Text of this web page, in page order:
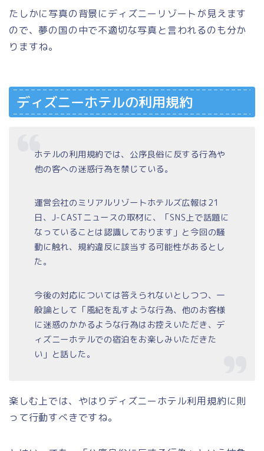
たしかに写真の背景にディズニーリゾートが見えます
ので、夢の国の中で不適切な写真と言われるのも分か
りますね。
ディズニーホテルの利用規約
ホテルの利用規約では、公序良俗に反する行為や
他の客への迷惑行為を禁じている。
運営会社のミリアルリゾートホテルズ広報は21
日、J-CASTニュースの取材に、「SNS上で話題に
なっていることは認識しております」と今回の騒
動に触れ、規約違反に該当する可能性があるとし
た。
今後の対応については答えられないとしつつ、一
般論として「風紀を乱すような行為、他のお客様
に迷惑のかかるような行為はお控えいただき、デ
ィズニーホテルでの宿泊をお楽しみいただきた
い」と話した。
楽しむ上では、やはりディズニーホテル利用規約に則
って行動すべきですね。